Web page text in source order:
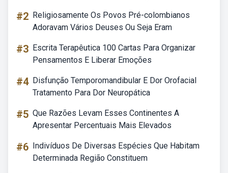
#2 Religiosamente Os Povos Pré-colombianos
Adoravam Vários Deuses Ou Seja Eram
#3 Escrita Terapêutica 100 Cartas Para Organizar
Pensamentos E Liberar Emoções
#4 Disfunção Temporomandibular E Dor Orofacial
Tratamento Para Dor Neuropática
#5 Que Razões Levam Esses Continentes A
Apresentar Percentuais Mais Elevados
#6 Indivíduos De Diversas Espécies Que Habitam
Determinada Região Constituem